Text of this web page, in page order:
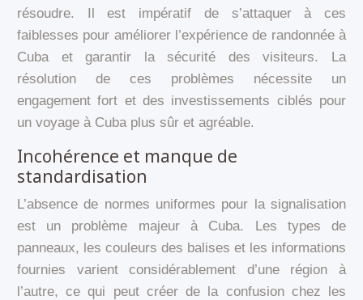
résoudre. Il est impératif de s’attaquer à ces
faiblesses pour améliorer l’expérience de randonnée à
Cuba et garantir la sécurité des visiteurs. La
résolution de ces problèmes nécessite un
engagement fort et des investissements ciblés pour
un voyage à Cuba plus sûr et agréable.
Incohérence et manque de
standardisation
L’absence de normes uniformes pour la signalisation
est un problème majeur à Cuba. Les types de
panneaux, les couleurs des balises et les informations
fournies varient considérablement d’une région à
l’autre, ce qui peut créer de la confusion chez les